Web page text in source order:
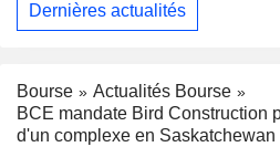
Dernières actualités
Bourse
Actualités Bourse
BCE mandate Bird Construction
d'un complexe en Saskatchewan